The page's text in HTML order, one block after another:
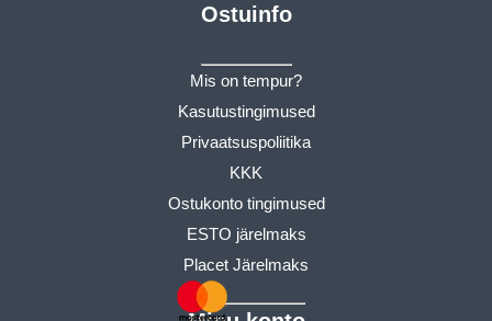
Ostuinfo
Mis on tempur?
Kasutustingimused
Privaatsuspoliitika
KKK
Ostukonto tingimused
ESTO järelmaks
Placet Järelmaks